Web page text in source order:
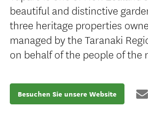
beautiful and distinctive
three heritage properties
managed by the Taranaki
on behalf of the people of the
Besuchen Sie unsere Website